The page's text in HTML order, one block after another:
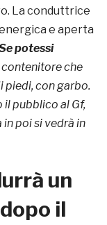
La conduttrice
e aperta
potessi
che
piedi, con garbo.
il pubblico al Gf,
in poi si vedrà in
un
il